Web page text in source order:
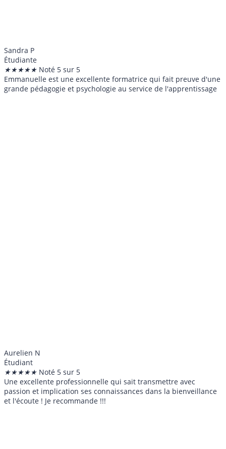
Sandra P
Étudiante
★★★★★ Noté 5 sur 5
Emmanuelle est une excellente formatrice qui fait preuve d'une
grande pédagogie et psychologie au service de l'apprentissage
Aurelien N
Étudiant
★★★★★ Noté 5 sur 5
Une excellente professionnelle qui sait transmettre avec
passion et implication ses connaissances dans la bienveillance
et l'écoute ! Je recommande !!!